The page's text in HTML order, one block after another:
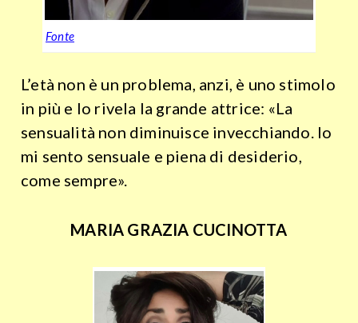
Fonte
L’età non è un problema, anzi, è uno stimolo
in più e lo rivela la grande attrice: «La
sensualità non diminuisce invecchiando. Io
mi sento sensuale e piena di desiderio,
come sempre».
MARIA GRAZIA CUCINOTTA